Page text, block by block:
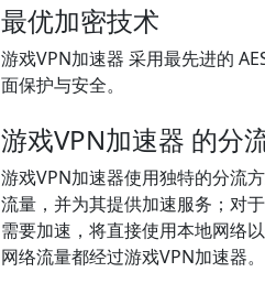
最优加密技术
游戏VPN加速器 采用最先进的
面保护与安全。
游戏VPN加速器 的分
游戏VPN加速器使用独特的分流
流量，并为其提供加速服务；对
需要加速，将直接使用本地网络
网络流量都经过游戏VPN加速器。